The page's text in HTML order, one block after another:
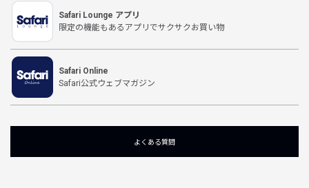
Safari Lounge アプリ
限定の機能もあるアプリでサクサクお買い物
Safari Online
Safari公式ウェブマガジン
よくある質問